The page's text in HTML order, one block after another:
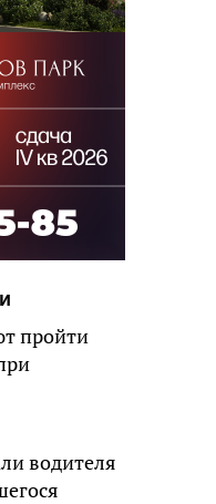
пройти
водителя